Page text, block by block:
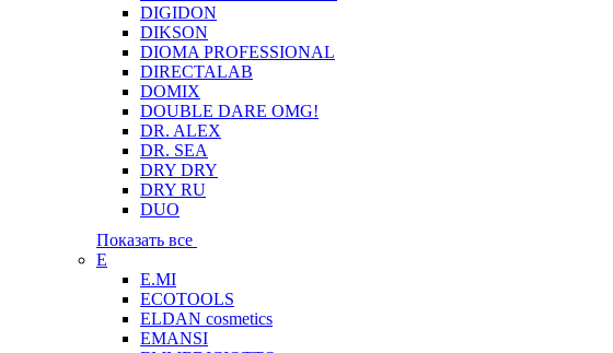
DIGIDON
DIKSON
DIOMA PROFESSIONAL
DIRECTALAB
DOMIX
DOUBLE DARE OMG!
DR. ALEX
DR. SEA
DRY DRY
DRY RU
DUO
Показать все
E
E.MI
ECOTOOLS
ELDAN cosmetics
EMANSI